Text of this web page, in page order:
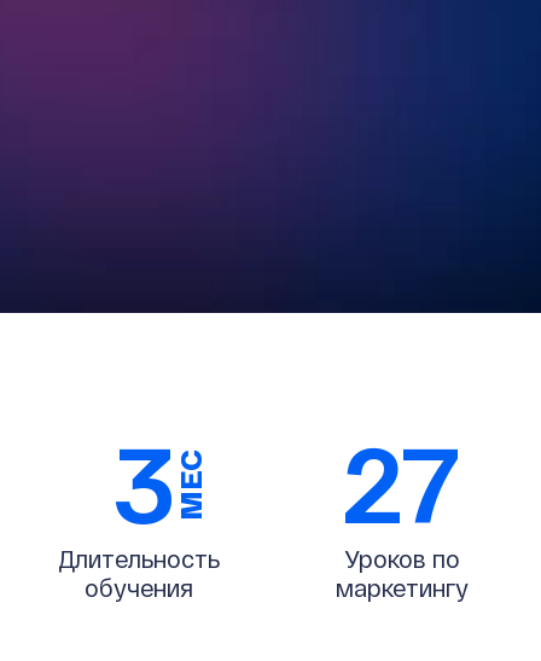
3МЕС
Длительность
обучения
27
Уроков по
маркетингу